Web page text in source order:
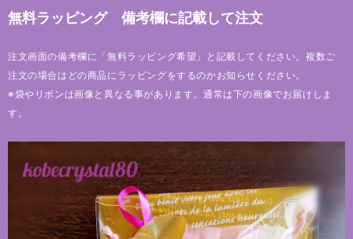
無料ラッピング 備考欄に記載して注文
注文画面の備考欄に「無料ラッピング希望」と記載してください。複数ご
注文の場合はどの商品にラッピングをするのかお知らせください。
※袋やリボンは画像と異なる事があります。通常は下の画像でお届けしま
す。